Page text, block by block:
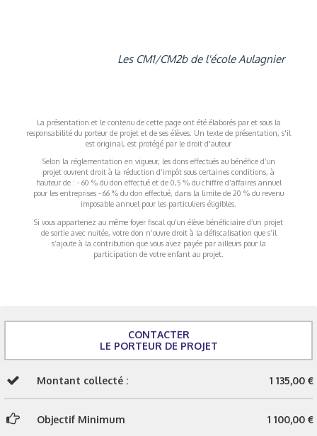
Les CM1/CM2b de l'école Aulagnier
La présentation et le contenu de cette page ont été élaborés par et sous la
responsabilité du porteur de projet et de ses élèves. Un texte de présentation, s'il
est original, est protégé par le droit d'auteur
Selon la réglementation en vigueur, les dons effectués au bénéfice d’un
projet ouvrent droit à la réduction d’impôt sous certaines conditions, à
hauteur de : - 60 % du don effectué et de 0,5 % du chiffre d’affaires annuel
pour les entreprises - 66 % du don effectué, dans la limite de 20 % du revenu
imposable annuel pour les particuliers éligibles.
Si vous appartenez au même foyer fiscal qu’un élève bénéficiaire d’un projet
de sortie avec nuitée, votre don n’ouvre droit à la défiscalisation que s’il
s’ajoute à la contribution que vous avez payée par ailleurs pour la
participation de votre enfant au projet.
CONTACTER
LE PORTEUR DE PROJET
Montant collecté : 1 135,00 €
Objectif Minimum 1 100,00 €